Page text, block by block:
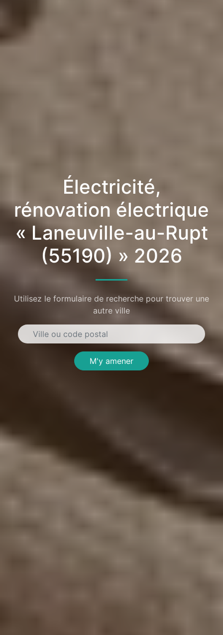
Électricité,
rénovation électrique
« Laneuville-au-Rupt
(55190) » 2026
Utilisez le formulaire de recherche pour trouver une
autre ville
M'y amener